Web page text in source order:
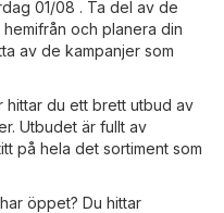
01/08 . Ta del av de
och planera din
av de kampanjer som
hittar du ett brett utbud av
Utbudet är fullt av
på hela det sortiment som
öppet? Du hittar